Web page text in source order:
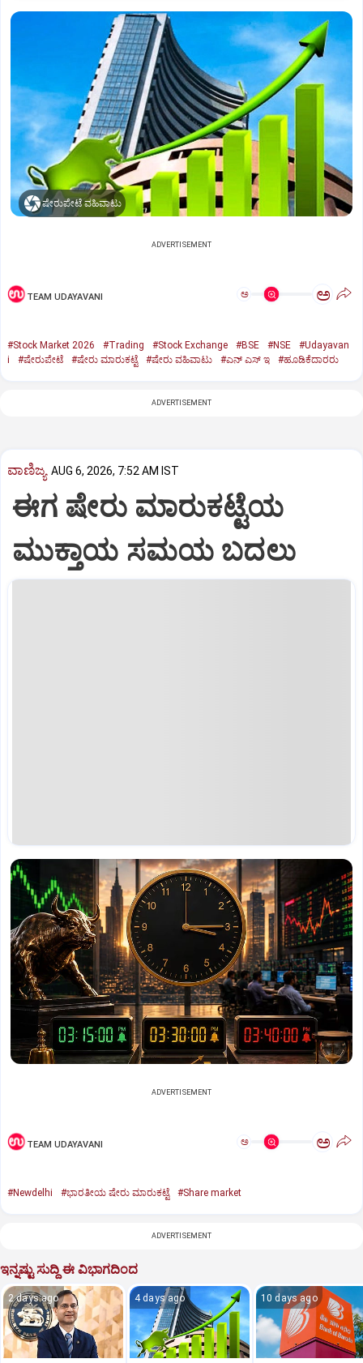
ಷೇರುಪೇಟೆ ವಹಿವಾಟು
ADVERTISEMENT
TEAM UDAYAVANI ಅ ಅ
#Stock Market 2026 #Trading #Stock Exchange #BSE #NSE
#Udayavan
i
#ಷೇರುಪೇಟೆ #ಷೇರು ಮಾರುಕಟ್ಟೆ #ಷೇರು ವಹಿವಾಟು #ಎನ್‌ ಎಸ್‌ ಇ #ಹೂಡಿಕೆದಾರರು
ADVERTISEMENT
ವಾಣಿಜ್ಯ AUG 6, 2026, 7:52 AM IST
ಈಗ ಷೇರು ಮಾರುಕಟ್ಟೆಯ
ಮುಕ್ತಾಯ ಸಮಯ ಬದಲು
ADVERTISEMENT
TEAM UDAYAVANI ಅ ಅ
#Newdelhi #ಭಾರತೀಯ ಷೇರು ಮಾರುಕಟ್ಟೆ #Share market
ADVERTISEMENT
ಇನ್ನಷ್ಟು ಸುದ್ದಿ ಈ ವಿಭಾಗದಿಂದ
2 days ago 4 days ago 10 days ago